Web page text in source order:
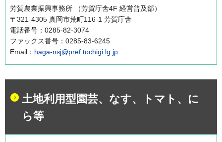
芳賀農業振興事務所 （芳賀庁舎4F 経営普及部）
〒321-4305 真岡市荒町116-1 芳賀庁舎
電話番号：0285-82-3074
ファックス番号：0285-83-6245
Email： haga-nsj@pref.tochigi.lg.jp
土地利用型園芸、なす、トマト、に
ら等